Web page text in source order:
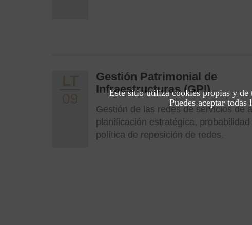
Este sitio utiliza cookies propias y
Puedes aceptar
Gestión Patrimonial de
Infraestructuras (GPI)
Gestión de las redes de servicios de
planificación estratégica,
política de reposición de redes.